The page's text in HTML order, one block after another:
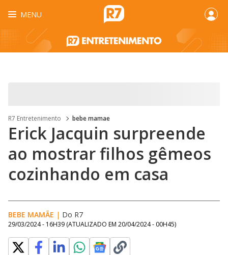
MENU
R7 Entretenimento bebe mamae
Erick Jacquin surpreende
ao mostrar filhos gêmeos
cozinhando em casa
BEBE MAMÃE | Do R7
29/03/2024 - 16H39 (ATUALIZADO EM 20/04/2024 - 00H45)